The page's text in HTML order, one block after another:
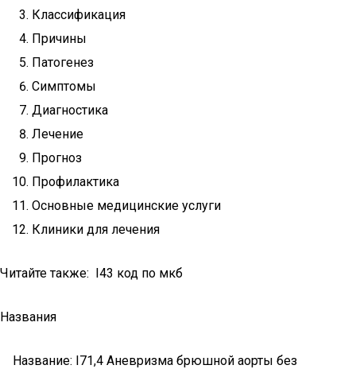
Классификация
Причины
Патогенез
Симптомы
Диагностика
Лечение
Прогноз
Профилактика
Основные медицинские услуги
Клиники для лечения
Читайте также: I43 код по мкб
Названия
Название: I71,4 Аневризма брюшной аорты без